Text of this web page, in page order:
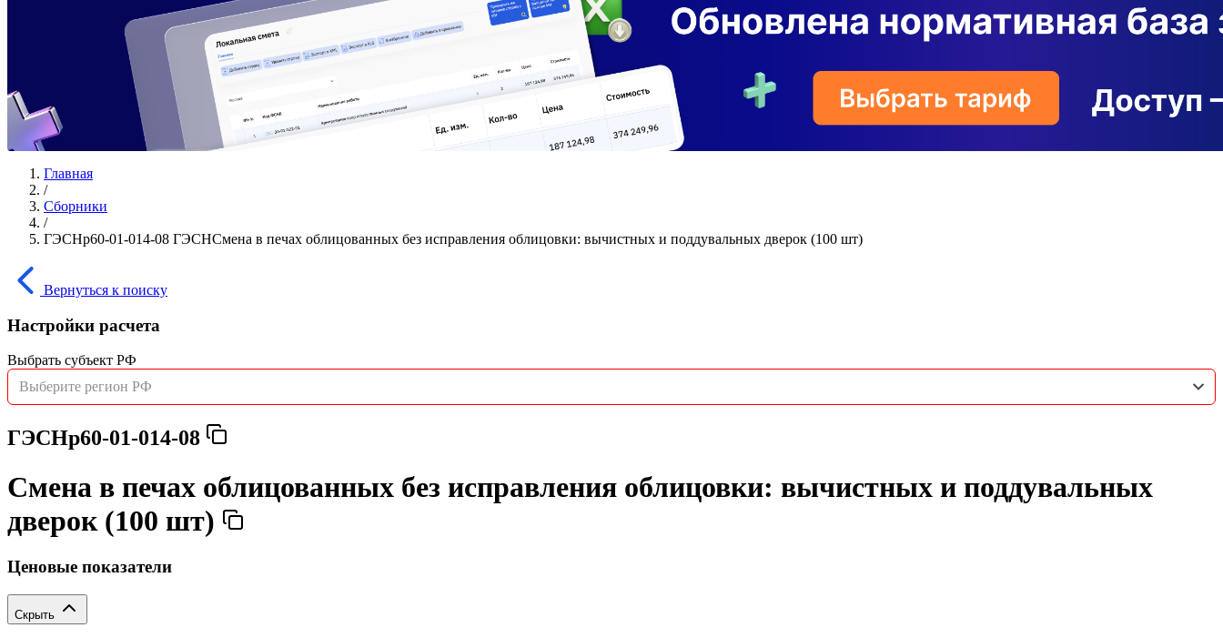
Главная
/
Сборники
/
ГЭСНр60-01-014-08 ГЭСНСмена в печах облицованных без исправления облицовки: вычистных и поддувальных дверок (100 шт)
Вернуться к поиску
Настройки расчета
Выбрать субъект РФ
Выберите регион РФ
ГЭСНр60-01-014-08
Смена в печах облицованных без исправления облицовки: вычистных и поддувальных
дверок (100 шт)
Ценовые показатели
Скрыть